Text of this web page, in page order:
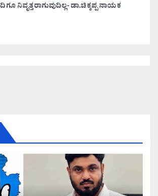
ನಿವೃತ್ತರಾಗುವುದಿಲ್ಲ- ಡಾ.ಚಿಕ್ಕಪ್ಪ ನಾಯಕ